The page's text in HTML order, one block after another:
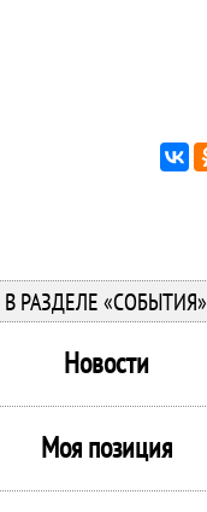
В РАЗДЕЛЕ «СОБЫТИЯ»
Новости
Моя позиция